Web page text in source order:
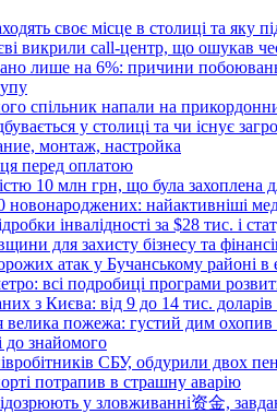
своє місце в столиці та яку
викрили call-центр, що ошукав
лише на 6%: причини
спільник напали на
у столиці та чи існує
монтаж, настройка
перед оплатою
10 млн грн, що була захоплена
найактивніші
інвалідності за $28 тис. і
для захисту бізнесу та
атак у Бучанському районі в
всі подробиці програми
з Києва: від 9 до 14 тис.
пожежа: густий дим охопив
до знайомого
СБУ, обдурили двох
потрапив в страшну аварію
у зловживанні资金,